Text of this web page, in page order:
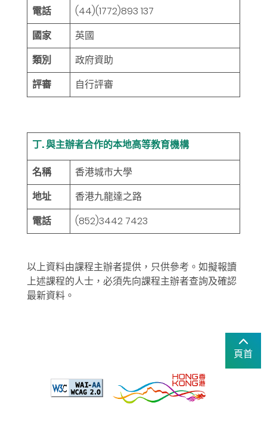
電話
(44)(1772)893 137
國家
英國
類別
政府資助
評審
自行評審
丁. 與主辦者合作的本地高等教育機構
名稱
香港城市大學
地址
香港九龍達之路
電話
(852)3442 7423
以上資料由課程主辦者提供，只供參考。如擬報讀
上述課程的人士，必須先向課程主辦者查詢及確認
最新資料。
頁首